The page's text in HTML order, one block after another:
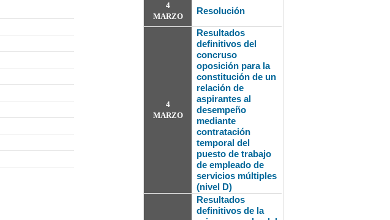
4
MARZO
Resolución
4
MARZO
Resultados
definitivos del
concruso
oposición para la
constitución de un
relación de
aspirantes al
desempeño
mediante
contratación
temporal del
puesto de trabajo
de empleado de
servicios múltiples
(nivel D)
Resultados
definitivos de la